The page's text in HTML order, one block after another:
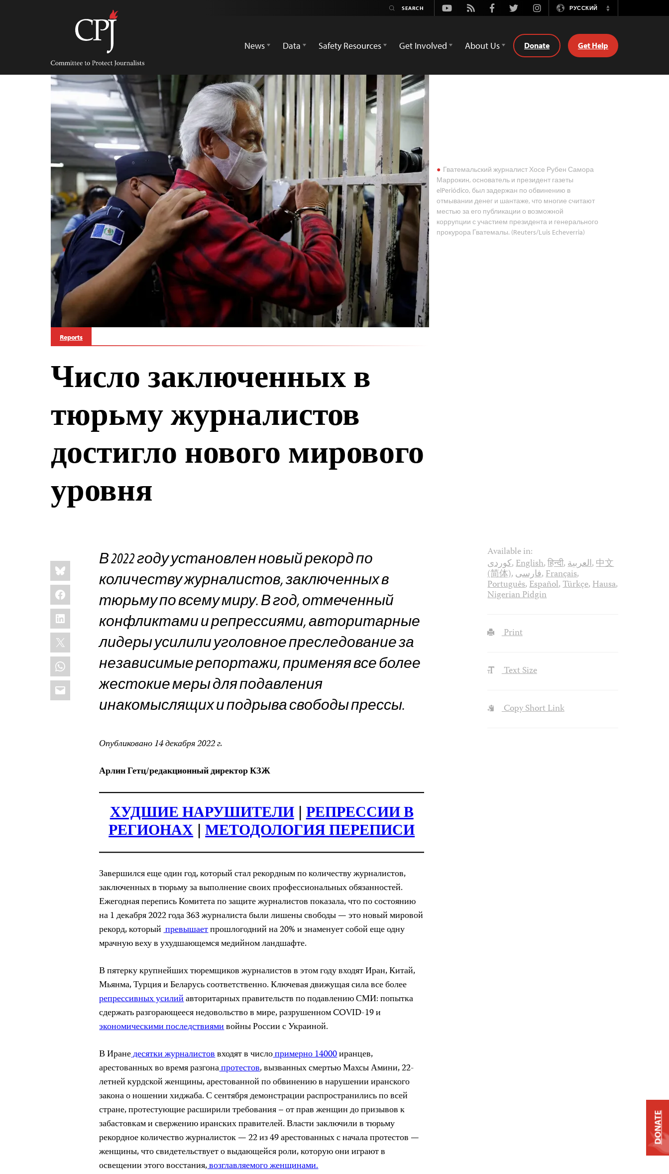
Committee
Protect
Journalists
Youtube
Rss FacebookTwitterInstagramРУССКИЙ
Switch
News
Data Safety Resources Get Involved About Us Donate Get Help
Гватемальский журналист Хосе Рубен Самора
Маррокин, основатель и президент газеты
elPeriódico, был задержан по обвинению в
отмывании денег и шантаже, что многие считают
местью за его публикации о возможной
коррупции с участием президента и генерального
прокурора Гватемалы. (Reuters/Luis Echeverria)
Reports
Число заключенных в
тюрьму журналистов
достигло нового мирового
уровня
Share
this:
Bluesky
Facebook
LinkedIn
X
WhatsApp
Email
В 2022 году установлен новый рекорд по
количеству журналистов, заключенных в
тюрьму по всему миру. В год, отмеченный
конфликтами и репрессиями, авторитарные
лидеры усилили уголовное преследование за
независимые репортажи, применяя все более
жестокие меры для подавления
инакомыслящих и подрыва свободы прессы.
Опубликовано 14 декабря 2022 г.
Арлин Гетц/редакционный директор КЗЖ
ХУДШИЕ НАРУШИТЕЛИ|РЕПРЕССИИ В
РЕГИОНАХ|МЕТОДОЛОГИЯ ПЕРЕПИСИ
Завершился еще один год, который стал рекордным по количеству журналистов,
заключенных в тюрьму за выполнение своих профессиональных обязанностей.
Ежегодная перепись Комитета по защите журналистов показала, что по состоянию
на 1 декабря 2022 года 363 журналиста были лишены свободы — это новый мировой
рекорд, которыйпревышаетпрошлогодний на 20% и знаменует собой еще одну
мрачную веху в ухудшающемся медийном ландшафте.
В пятерку крупнейших тюремщиков журналистов в этом году входят Иран, Китай,
Мьянма, Турция и Беларусь соответственно. Ключевая движущая сила все более
репрессивных усилийавторитарных правительств по подавлению СМИ: попытка
сдержать разгорающееся недовольство в мире, разрушенном COVID-19 и
экономическими последствиямивойны России с Украиной.
В Иранедесятки журналистоввходят в числопримерно 14000иранцев,
арестованных во время разгонапротестов, вызванных смертью Махсы Амини, 22-
летней курдской женщины, арестованной по обвинению в нарушении иранского
закона о ношении хиджаба. С сентября демонстрации распространились по всей
стране, протестующие расширили требования – от прав женщин до призывов к
забастовкам и свержению иранских правителей. Власти заключили в тюрьму
рекордное количество журналисток — 22 из 49 арестованных с начала протестов —
женщины, что свидетельствует о выдающейся роли, которую они играют в
освещении этого восстания,возглавляемого женщинами.
Available in:
کوردی,English,हिन्दी,العربية,中文
(简体), فارسی,Français,
Português,Español,Türkçe,Hausa,
Nigerian Pidgin
Print
Text Size
Copy Short Link
DONATE